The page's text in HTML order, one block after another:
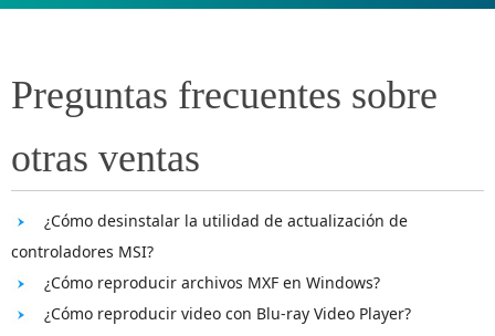
Preguntas frecuentes sobre
otras ventas
¿Cómo desinstalar la utilidad de actualización de
controladores MSI?
¿Cómo reproducir archivos MXF en Windows?
¿Cómo reproducir video con Blu-ray Video Player?